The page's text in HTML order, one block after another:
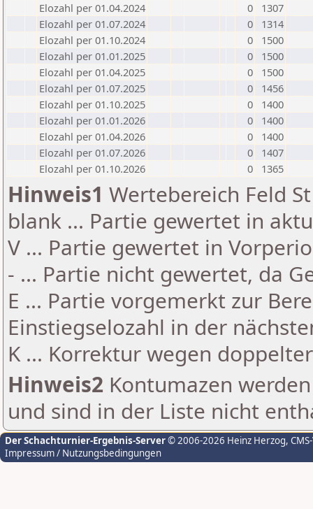
Elozahl per 01.04.2024
0
1307
Elozahl per 01.07.2024
0
1314
Elozahl per 01.10.2024
0
1500
Elozahl per 01.01.2025
0
1500
Elozahl per 01.04.2025
0
1500
Elozahl per 01.07.2025
0
1456
Elozahl per 01.10.2025
0
1400
Elozahl per 01.01.2026
0
1400
Elozahl per 01.04.2026
0
1400
Elozahl per 01.07.2026
0
1407
Elozahl per 01.10.2026
0 1365
Hinweis1 Wertebereich Feld
blank ... Partie gewertet in
V ... Partie gewertet in
- ... Partie nicht gewertet, da
E ... Partie vorgemerkt zur
Einstiegselozahl in der
K ... Korrektur wegen
Hinweis2 Kontumazen
und sind in der Liste nicht
Der Schachturnier-Ergebnis-Server© 2006-2026 Heinz Herzog,
Impressum / Nutzungsbedingungen